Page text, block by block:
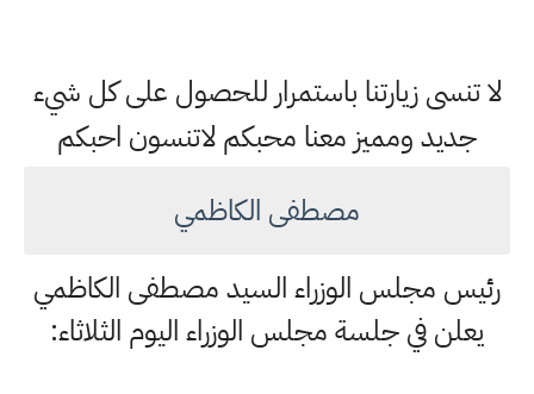
لا تنسى زيارتنا باستمرار للحصول على كل شيء
جديد ومميز معنا محبكم لاتنسون احبكم
مصطفى الكاظمي
رئيس مجلس الوزراء السيد مصطفى الكاظمي
يعلن في جلسة مجلس الوزراء اليوم الثلاثاء: